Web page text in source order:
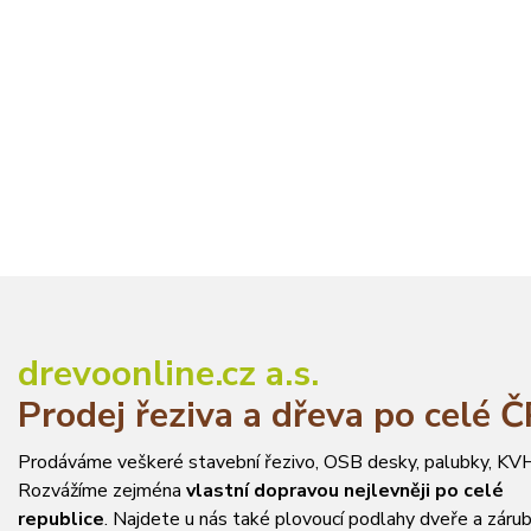
drevoonline.cz a.s.
Prodej řeziva a dřeva po celé
Prodáváme veškeré stavební řezivo, OSB desky, palubky,
Rozvážíme zejména vlastní dopravou nejlevněji po celé
republice. Najdete u nás také plovoucí podlahy dveře a